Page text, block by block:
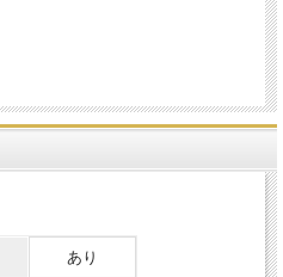
あり